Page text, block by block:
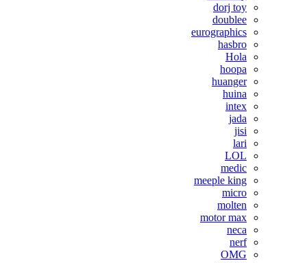
dorj toy
doublee
eurographics
hasbro
Hola
hoopa
huanger
huina
intex
jada
jisi
lari
LOL
medic
meeple king
micro
molten
motor max
neca
nerf
OMG